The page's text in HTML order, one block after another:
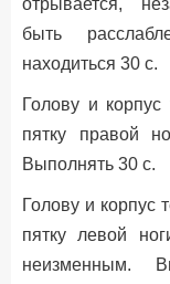
отрывается,
быть
находиться 30 с.
Голову и корпус
пятку правой
Выполнять 30 с.
Голову и корпус
пятку левой
неизменным.